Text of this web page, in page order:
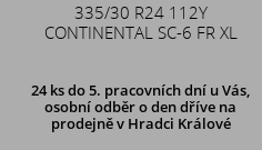
335/30 R24 112Y
CONTINENTAL SC-6 FR XL
24 ksdo 5. pracovních dní u Vás,
osobní odběr o den dříve na
prodejněv Hradci Králové